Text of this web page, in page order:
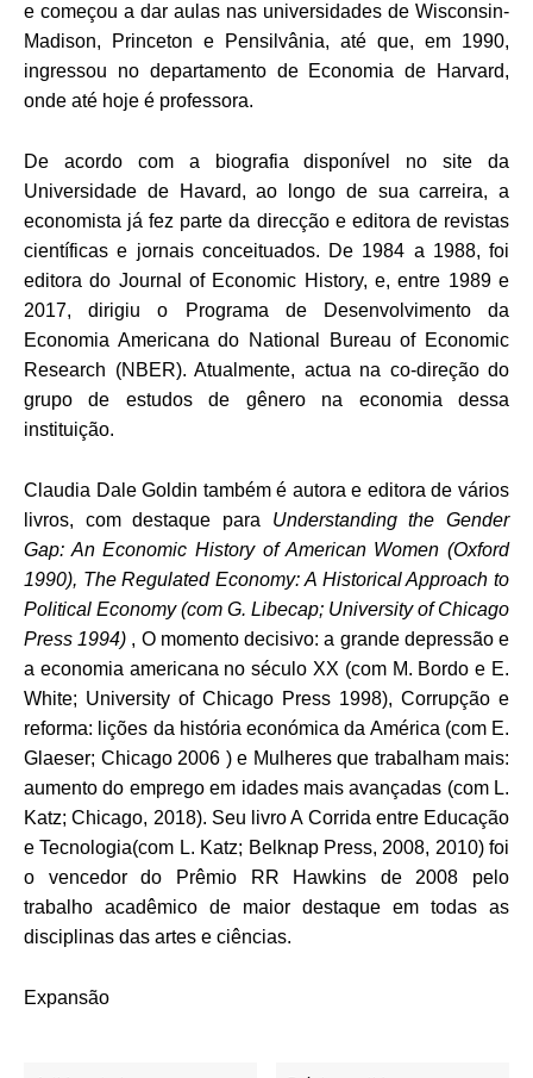
e começou a dar aulas nas universidades de Wisconsin-
Madison, Princeton e Pensilvânia, até que, em 1990,
ingressou no departamento de Economia de Harvard,
onde até hoje é professora.
De acordo com a biografia disponível no site da
Universidade de Havard, ao longo de sua carreira, a
economista já fez parte da direcção e editora de revistas
científicas e jornais conceituados. De 1984 a 1988, foi
editora do Journal of Economic History, e, entre 1989 e
2017, dirigiu o Programa de Desenvolvimento da
Economia Americana do National Bureau of Economic
Research (NBER). Atualmente, actua na co-direção do
grupo de estudos de gênero na economia dessa
instituição.
Claudia Dale Goldin também é autora e editora de vários
livros, com destaque para Understanding the Gender
Gap: An Economic History of American Women (Oxford
1990), The Regulated Economy: A Historical Approach to
Political Economy (com G. Libecap; University of Chicago
Press 1994) , O momento decisivo: a grande depressão e
a economia americana no século XX (com M. Bordo e E.
White; University of Chicago Press 1998), Corrupção e
reforma: lições da história económica da América (com E.
Glaeser; Chicago 2006 ) e Mulheres que trabalham mais:
aumento do emprego em idades mais avançadas (com L.
Katz; Chicago, 2018). Seu livro A Corrida entre Educação
e Tecnologia(com L. Katz; Belknap Press, 2008, 2010) foi
o vencedor do Prêmio RR Hawkins de 2008 pelo
trabalho acadêmico de maior destaque em todas as
disciplinas das artes e ciências.
Expansão